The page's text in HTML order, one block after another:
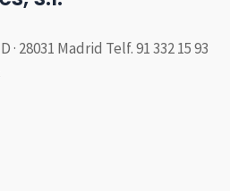
28031 Madrid Telf. 91 332 15 93